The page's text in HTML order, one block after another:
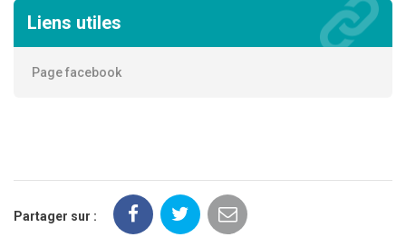
Liens utiles
Page facebook
Partager sur :